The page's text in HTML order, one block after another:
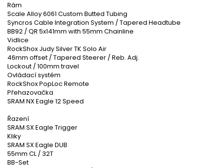
Rám
Scale Alloy 6061 Custom Butted Tubing
Syncros Cable Integration System / Tapered Headtube
BB92 / QR 5x141mm with 55mm Chainline
Vidlice
RockShox Judy Silver TK Solo Air
46mm offset / Tapered Steerer / Reb. Adj.
Lockout / 100mm travel
Ovládací systém
RockShox PopLoc Remote
Přehazovačka
SRAM NX Eagle 12 Speed
Řazení
SRAM SX Eagle Trigger
Kliky
SRAM SX Eagle DUB
55mm CL / 32T
BB-Set